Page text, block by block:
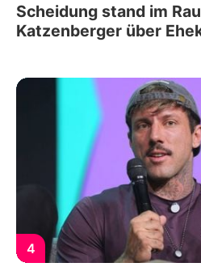
Scheidung stand im
Katzenberger über
4